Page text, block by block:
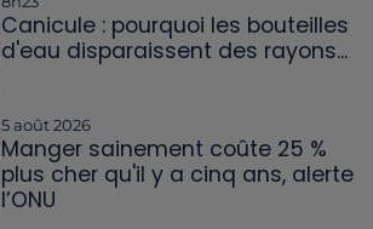
Canicule : pourquoi les bouteilles
d'eau disparaissent des rayons...
5 août 2026
Manger sainement coûte 25 %
plus cher qu'il y a cinq ans, alerte
l’ONU